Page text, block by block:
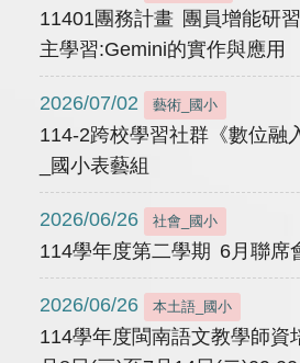
11401團務計畫 團員增能研
主學習:Gemini的實作與應用
2026/07/02 藝術_國小
114-2跨校學習社群《數位融
_國小表藝組
2026/06/26 社會_國小
114學年度第二學期 6月聯席
2026/06/26 本土語_國小
114學年度閩南語文教學師資